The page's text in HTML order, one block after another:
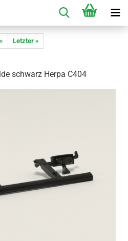
Letzter »
schwarz Herpa C404